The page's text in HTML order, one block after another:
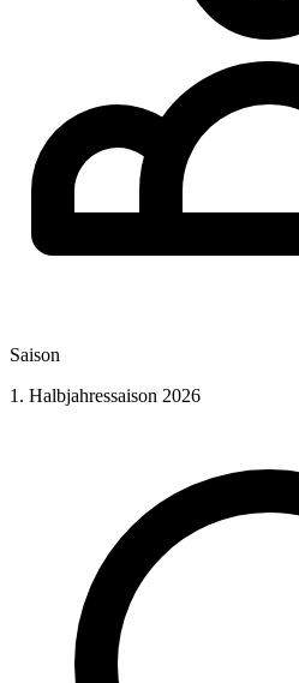
Saison
1. Halbjahressaison 2026